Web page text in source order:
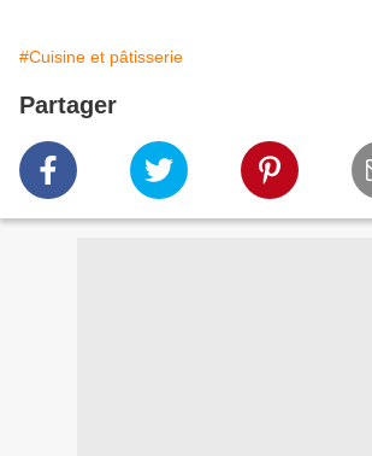
#Cuisine et pâtisserie
Partager